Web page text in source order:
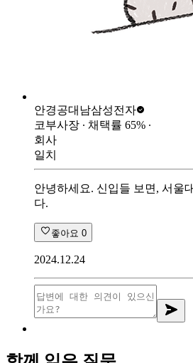
안경공대남삼성전자
코부사장 ∙ 채택률 65% ∙
회사
일치
안녕하세요. 신입들 보면, 서울
다.
좋아요 0
2024.12.24